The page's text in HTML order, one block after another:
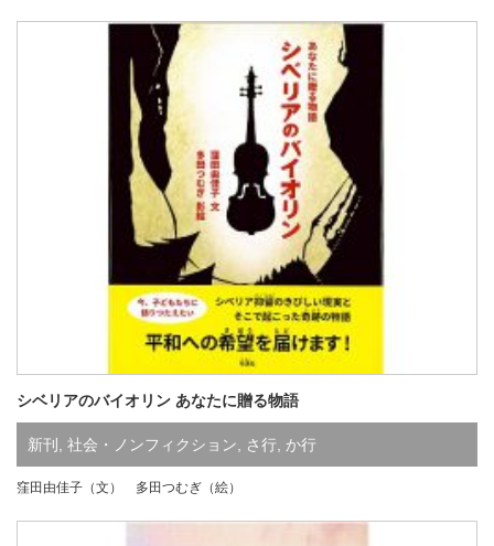
シベリアのバイオリン あなたに贈る物語
新刊 社会・ノンフィクション さ行 か行
窪田由佳子（文） 多田つむぎ（絵）